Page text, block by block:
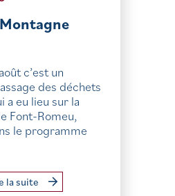
c’est un
des déchets
a eu lieu sur la
Font-Romeu,
le programme
la suite